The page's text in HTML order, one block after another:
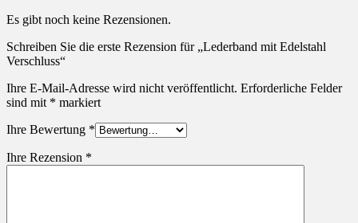
Es gibt noch keine Rezensionen.
Schreiben Sie die erste Rezension für „Lederband mit Edelstahl
Verschluss“
Ihre E-Mail-Adresse wird nicht veröffentlicht. Erforderliche Felder
sind mit * markiert
Ihre Bewertung *
Ihre Rezension *